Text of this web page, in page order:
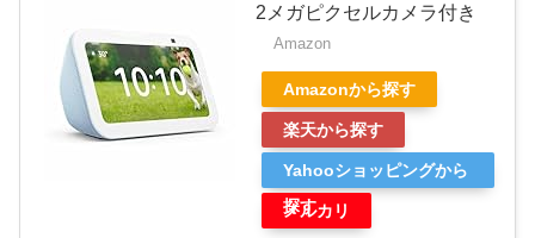
2メガピクセルカメラ付き
Amazon
Amazonから探す
楽天から探す
Yahooショッピングから
探す
メルカリ